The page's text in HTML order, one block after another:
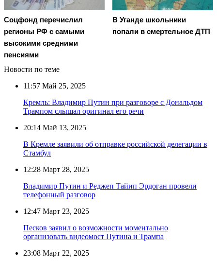
Соцфонд перечислил
регионы РФ с самыми
высокими средними
пенсиями
В Уганде школьники
попали в смертельное ДТП
Новости по теме
11:57 Май 25, 2025
Кремль: Владимир Путин при разговоре с Дональдом
Трампом слышал оригинал его речи
20:14 Май 13, 2025
В Кремле заявили об отправке российской делегации в
Стамбул
12:28 Март 28, 2025
Владимир Путин и Реджеп Тайип Эрдоган провели
телефонный разговор
12:47 Март 23, 2025
Песков заявил о возможности моментально
организовать видеомост Путина и Трампа
23:08 Март 22, 2025